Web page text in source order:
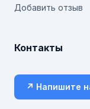
Добавить отзыв
Контакты
↗ Напишите